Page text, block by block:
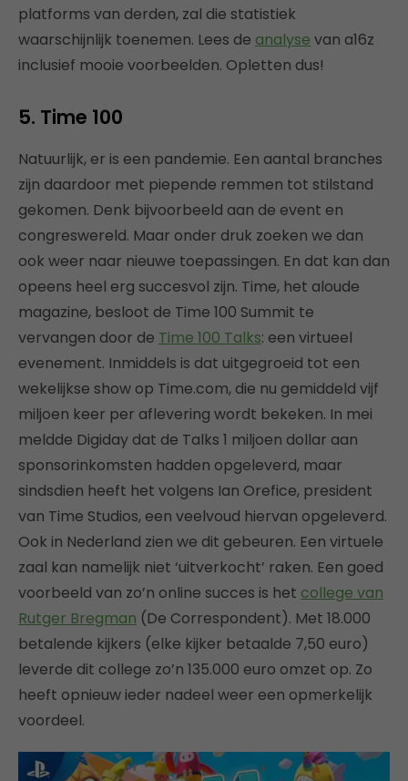
platforms van derden, zal die statistiek
waarschijnlijk toenemen. Lees de analyse van a16z
inclusief mooie voorbeelden. Opletten dus!
5. Time 100
Natuurlijk, er is een pandemie. Een aantal branches
zijn daardoor met piepende remmen tot stilstand
gekomen. Denk bijvoorbeeld aan de event en
congreswereld. Maar onder druk zoeken we dan
ook weer naar nieuwe toepassingen. En dat kan dan
opeens heel erg succesvol zijn. Time, het aloude
magazine, besloot de Time 100 Summit te
vervangen door de Time 100 Talks: een virtueel
evenement. Inmiddels is dat uitgegroeid tot een
wekelijkse show op Time.com, die nu gemiddeld vijf
miljoen keer per aflevering wordt bekeken. In mei
meldde Digiday dat de Talks 1 miljoen dollar aan
sponsorinkomsten hadden opgeleverd, maar
sindsdien heeft het volgens Ian Orefice, president
van Time Studios, een veelvoud hiervan opgeleverd.
Ook in Nederland zien we dit gebeuren. Een virtuele
zaal kan namelijk niet ‘uitverkocht’ raken. Een goed
voorbeeld van zo’n online succes is het college van
Rutger Bregman (De Correspondent). Met 18.000
betalende kijkers (elke kijker betaalde 7,50 euro)
leverde dit college zo’n 135.000 euro omzet op. Zo
heeft opnieuw ieder nadeel weer een opmerkelijk
voordeel.